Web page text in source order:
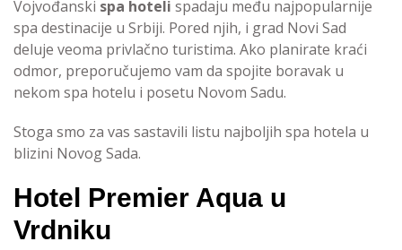
Vojvođanski spa hoteli spadaju među najpopularnije
spa destinacije u Srbiji. Pored njih, i grad Novi Sad
deluje veoma privlačno turistima. Ako planirate kraći
odmor, preporučujemo vam da spojite boravak u
nekom spa hotelu i posetu Novom Sadu.
Stoga smo za vas sastavili listu najboljih spa hotela u
blizini Novog Sada.
Hotel Premier Aqua u
Vrdniku